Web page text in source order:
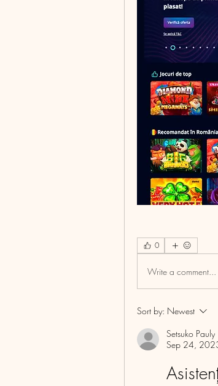
0
Write a comment...
Sort by: Newest
Setsuko Pauly
Sep 24,